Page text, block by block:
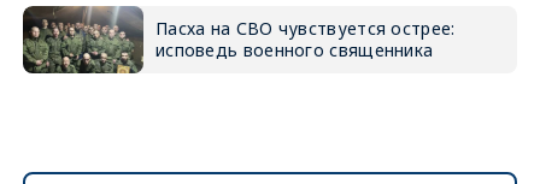
Пасха на СВО чувствуется острее:
исповедь военного священника